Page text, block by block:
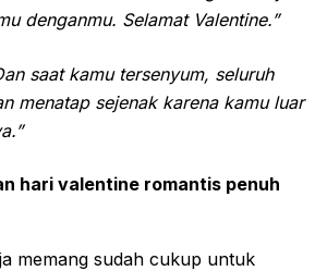
denganmu. Selamat Valentine.”
saat kamu tersenyum, seluruh
menatap sejenak karena kamu luar
hari valentine romantis penuh
memang sudah cukup untuk